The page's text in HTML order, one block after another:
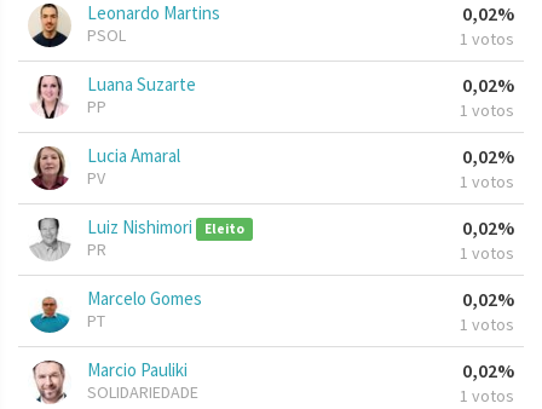
Leonardo Martins
PSOL
0,02%
1 votos
Luana Suzarte
PP
0,02%
1 votos
Lucia Amaral
PV
0,02%
1 votos
Luiz Nishimori Eleito
PR
0,02%
1 votos
Marcelo Gomes
PT
0,02%
1 votos
Marcio Pauliki
SOLIDARIEDADE
0,02%
1 votos